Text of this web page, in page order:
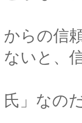
でも
からの信
ないと、
う。
氏」なの